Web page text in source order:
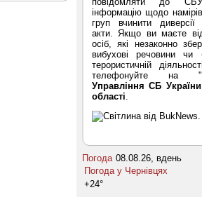
інформацію щодо
груп вчинити диверсії
акти. Якщо ви маєте
осіб, які незаконно
вибухові речовини
терористичній
телефонуйте на
Управління СБ
області
Погода 08.08.26, вдень
Погода у Чернівцях
+24°